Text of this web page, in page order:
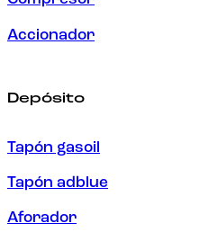
Accionador
Depósito
Tapón gasoil
Tapón adblue
Aforador